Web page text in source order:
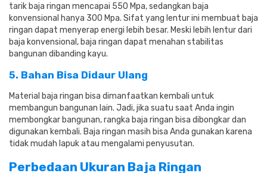
tarik baja ringan mencapai 550 Mpa, sedangkan baja
konvensional hanya 300 Mpa. Sifat yang lentur ini membuat baja
ringan dapat menyerap energi lebih besar. Meski lebih lentur dari
baja konvensional, baja ringan dapat menahan stabilitas
bangunan dibanding kayu.
5. Bahan Bisa Didaur Ulang
Material baja ringan bisa dimanfaatkan kembali untuk
membangun bangunan lain. Jadi, jika suatu saat Anda ingin
membongkar bangunan, rangka baja ringan bisa dibongkar dan
digunakan kembali. Baja ringan masih bisa Anda gunakan karena
tidak mudah lapuk atau mengalami penyusutan.
Perbedaan Ukuran Baja Ringan